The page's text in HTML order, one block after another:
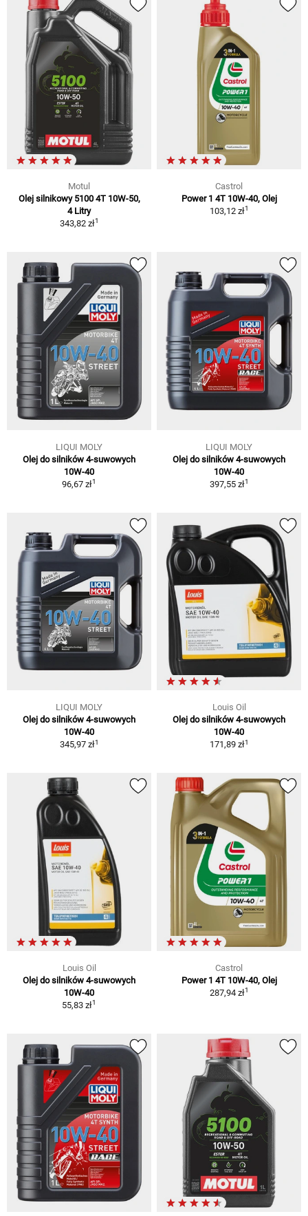
Motul
Olej silnikowy 5100 4T 10W-50,
4 Litry
343,82 zł1
Castrol
Power 1 4T 10W-40, Olej
103,12 zł1
LIQUI MOLY
Olej do silników 4-suwowych
10W-40
96,67 zł1
LIQUI MOLY
Olej do silników 4-suwowych
10W-40
397,55 zł1
LIQUI MOLY
Olej do silników 4-suwowych
10W-40
345,97 zł1
Louis Oil
Olej do silników 4-suwowych
10W-40
171,89 zł1
Louis Oil
Olej do silników 4-suwowych
10W-40
55,83 zł1
Castrol
Power 1 4T 10W-40, Olej
287,94 zł1